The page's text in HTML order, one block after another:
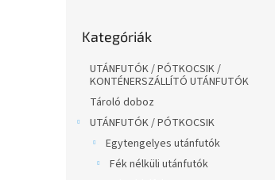
átugrása
Kategóriák
UTÁNFUTÓK / PÓTKOCSIK /
KONTÉNERSZÁLLÍTÓ UTÁNFUTÓK
Tároló doboz
UTÁNFUTÓK / PÓTKOCSIK
Egytengelyes utánfutók
Fék nélküli utánfutók